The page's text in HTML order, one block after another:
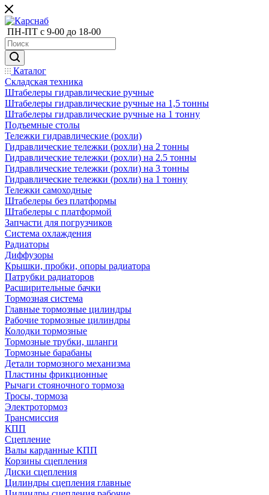
ПН-ПТ с 9-00 до 18-00
Каталог
Складская техника
Штабелеры гидравлические ручные
Штабелеры гидравлические ручные на 1,5 тонны
Штабелеры гидравлические ручные на 1 тонну
Подъемные столы
Тележки гидравлические (рохли)
Гидравлические тележки (рохли) на 2 тонны
Гидравлические тележки (рохли) на 2.5 тонны
Гидравлические тележки (рохли) на 3 тонны
Гидравлические тележки (рохли) на 1 тонну
Тележки самоходные
Штабелеры без платформы
Штабелеры с платформой
Запчасти для погрузчиков
Система охлаждения
Радиаторы
Диффузоры
Крышки, пробки, опоры радиатора
Патрубки радиаторов
Расширительные бачки
Тормозная система
Главные тормозные цилиндры
Рабочие тормозные цилиндры
Колодки тормозные
Тормозные трубки, шланги
Тормозные барабаны
Детали тормозного механизма
Пластины фрикционные
Рычаги стояночного тормоза
Тросы, тормоза
Электротормоз
Трансмиссия
КПП
Сцепление
Валы карданные КПП
Корзины сцепления
Диски сцепления
Цилиндры сцепления главные